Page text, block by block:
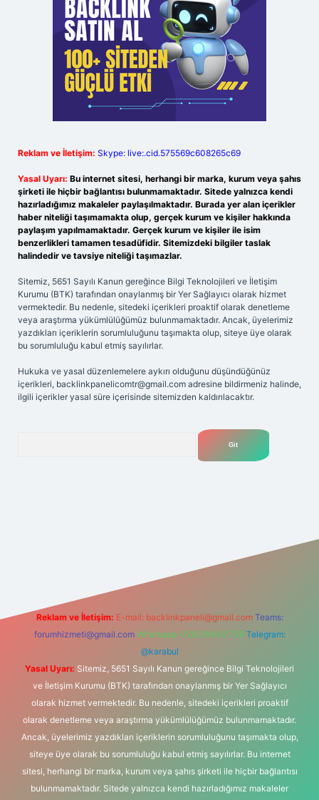
Reklam ve İletişim: Skype: live:.cid.575569c608265c69
Yasal Uyarı: Bu internet sitesi, herhangi bir marka, kurum veya şahıs
şirketi ile hiçbir bağlantısı bulunmamaktadır. Sitede yalnızca kendi
hazırladığımız makaleler paylaşılmaktadır. Burada yer alan içerikler
haber niteliği taşımamakta olup, gerçek kurum ve kişiler hakkında
paylaşım yapılmamaktadır. Gerçek kurum ve kişiler ile isim
benzerlikleri tamamen tesadüfidir. Sitemizdeki bilgiler taslak
halindedir ve tavsiye niteliği taşımazlar.
Sitemiz, 5651 Sayılı Kanun gereğince Bilgi Teknolojileri ve İletişim
Kurumu (BTK) tarafından onaylanmış bir Yer Sağlayıcı olarak hizmet
vermektedir. Bu nedenle, sitedeki içerikleri proaktif olarak denetleme
veya araştırma yükümlülüğümüz bulunmamaktadır. Ancak, üyelerimiz
yazdıkları içeriklerin sorumluluğunu taşımakta olup, siteye üye olarak
bu sorumluluğu kabul etmiş sayılırlar.
Hukuka ve yasal düzenlemelere aykırı olduğunu düşündüğünüz
içerikleri, backlinkpanelicomtr@gmail.com adresine bildirmeniz halinde,
ilgili içerikler yasal süre içerisinde sitemizden kaldırılacaktır.
Reklam ve İletişim: E-mail: backlinkpaneli@gmail.com Teams:
forumhizmeti@gmail.com Whatsapp: 0262 606 0 726 Telegram:
@karabul
Yasal Uyarı: Sitemiz, 5651 Sayılı Kanun gereğince Bilgi Teknolojileri
ve İletişim Kurumu (BTK) tarafından onaylanmış bir Yer Sağlayıcı
olarak hizmet vermektedir. Bu nedenle, sitedeki içerikleri proaktif
olarak denetleme veya araştırma yükümlülüğümüz bulunmamaktadır.
Ancak, üyelerimiz yazdıkları içeriklerin sorumluluğunu taşımakta olup,
siteye üye olarak bu sorumluluğu kabul etmiş sayılırlar. Bu internet
sitesi, herhangi bir marka, kurum veya şahıs şirketi ile hiçbir bağlantısı
bulunmamaktadır. Sitede yalnızca kendi hazırladığımız makaleler